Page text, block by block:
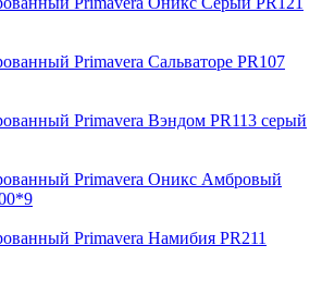
Primavera Сальваторе PR107
Primavera Вэндом PR113 серый
Primavera Оникс Амбровый
Primavera Намибия PR211